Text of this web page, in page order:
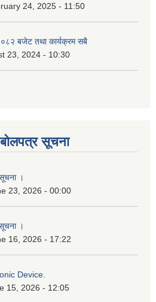
24, 2025 - 11:50
०८२ बजेट तथा कार्यक्रम सबै
23, 2024 - 10:30
सूचना
।
23, 2026 - 00:00
।
16, 2026 - 17:22
Device.
15, 2026 - 12:05